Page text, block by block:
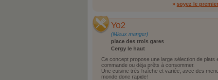
» soyez le
Yo2
(Mieux manger)
place des trois gares
Cergy le haut
Ce concept propose une large sélection de plats
commande ou déja prêts à consommer.
Une cuisine très fraîche et variée, avec des
monde donc rapide!